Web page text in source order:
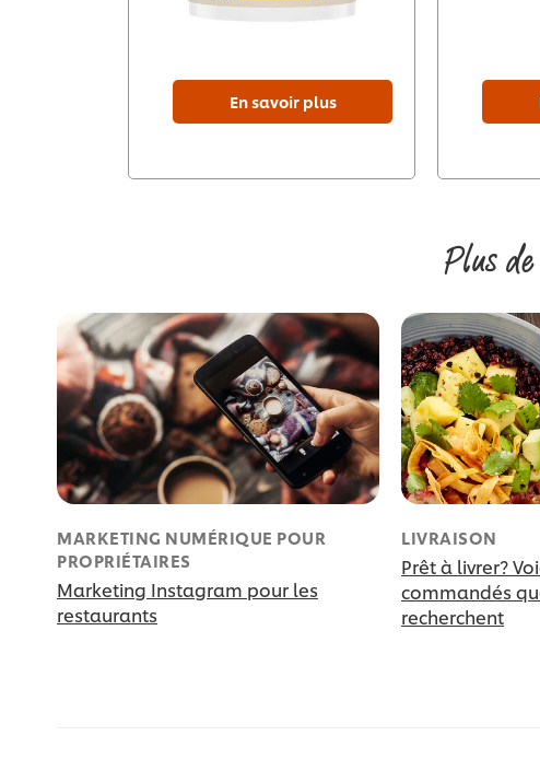
En savoir plus
Plus
MARKETING NUMÉRIQUE POUR
PROPRIÉTAIRES
Marketing Instagram pour les
restaurants
LIVRAISON
Prêt à livrer?
commandés
recherchent